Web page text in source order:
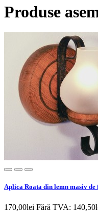
Produse
Aplica Roata din lemn masiv
170,00lei Fără TVA: